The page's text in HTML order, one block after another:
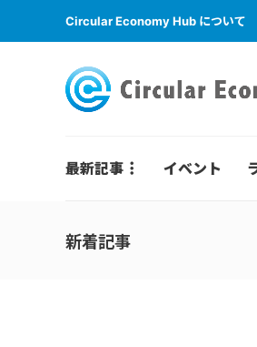
Circular Economy Hub について
最新記事 イベント
新着記事